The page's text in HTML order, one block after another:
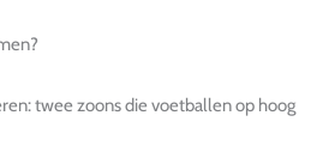
twee zoons die voetballen op hoog